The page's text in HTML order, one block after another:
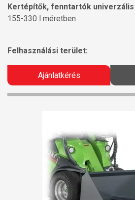
Kertépítők, fenntartók
155-330 l méretben
Felhasználási terület:
Ajánlatkérés